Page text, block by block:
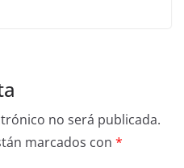
no será publicada.
marcados con *